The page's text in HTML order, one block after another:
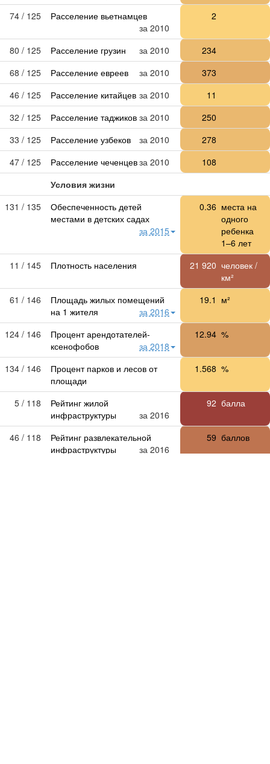
74 / 125
Расселение вьетнамцев
за 2010
2
80 / 125 Расселение грузин за 2010
234
68 / 125
Расселение евреев за 2010
373
46 / 125
Расселение китайцев за 2010
11
32 / 125
Расселение таджиков за 2010
250
33 / 125
Расселение узбеков за 2010
278
47 / 125
Расселение чеченцевза 2010
108
Условия жизни
131 / 135
Обеспеченность детей
местами в детских садах
за 2015
0.36 места на
одного
ребенка
1–6 лет
11 / 145
Плотность населения 21 920 человек /
км²
61 / 146
Площадь жилых помещений
на 1 жителя
за 2016
19.1 м²
124 / 146
Процент арендотателей-
ксенофобов
за 2018
12.94 %
134 / 146
Процент парков и лесов от
площади
1.568 %
5 / 118
Рейтинг жилой
инфраструктуры
за 2016
92 балла
46 / 118
Рейтинг развлекательной
инфраструктуры
за 2016
59 баллов